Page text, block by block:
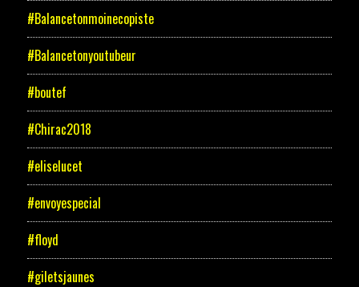
#Balancetonmoinecopiste
#Balancetonyoutubeur
#boutef
#Chirac2018
#eliselucet
#envoyespecial
#floyd
#giletsjaunes